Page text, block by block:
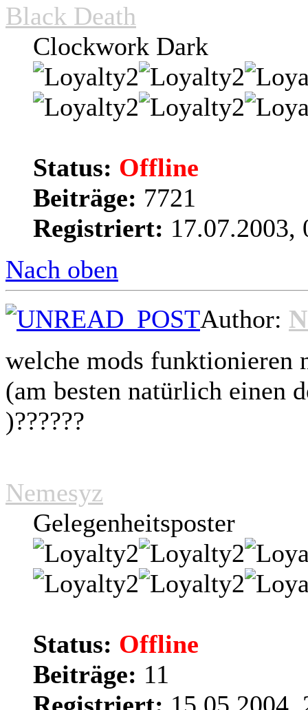
Black Death
Clockwork Dark
Status: Offline
Beiträge: 7721
Registriert: 17.07.2003,
Nach oben
Author:
welche mods funktionieren
(am besten natürlich einen
)??????
Nemesyz
Gelegenheitsposter
Status: Offline
Beiträge: 11